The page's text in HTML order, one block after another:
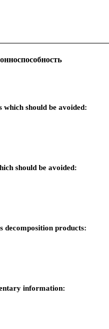
which should be avoided:
should be avoided:
decomposition products:
information: